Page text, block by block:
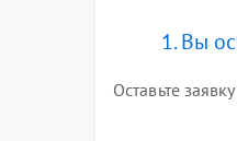
Сеть и
1. Вы
Оставьте